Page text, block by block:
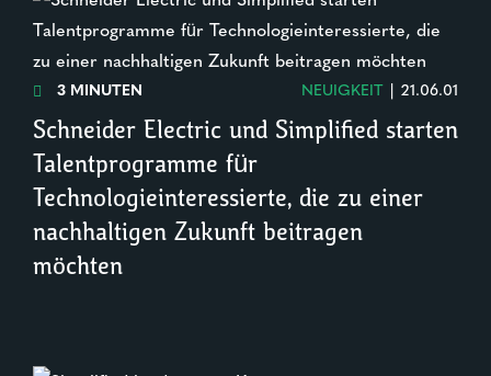
 3 MINUTEN NEUIGKEIT | 21.06.01
Schneider Electric und Simplified starten
Talentprogramme für
Technologieinteressierte, die zu einer
nachhaltigen Zukunft beitragen
möchten